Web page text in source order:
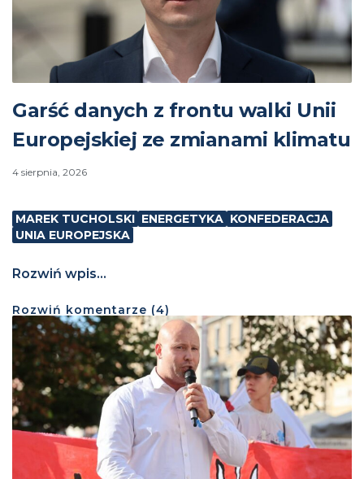
Garść danych z frontu walki Unii
Europejskiej ze zmianami klimatu
4 sierpnia, 2026
MAREK TUCHOLSKI ENERGETYKA KONFEDERACJA
UNIA EUROPEJSKA
Rozwiń wpis...
Rozwiń komentarze (4)